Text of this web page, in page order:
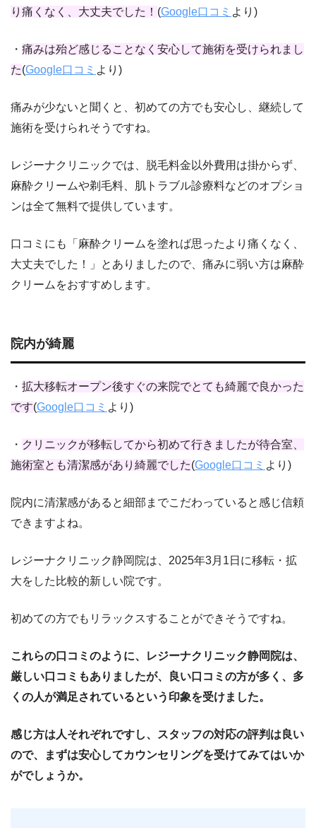
り痛くなく、大丈夫でした！ (Google口コミ より)
・ 痛みは殆ど感じることなく安心して施術を受けられまし
た(Google口コミ より)
痛みが少ないと聞くと、初めての方でも安心し、継続して
施術を受けられそうですね。
レジーナクリニックでは、脱毛料金以外費用は掛からず、
麻酔クリームや剃毛料、肌トラブル診療料などのオプショ
ンは全て無料で提供しています。
口コミにも「麻酔クリームを塗れば思ったより痛くなく、
大丈夫でした！」とありましたので、痛みに弱い方は麻酔
クリームをおすすめします。
院内が綺麗
・ 拡大移転オープン後すぐの来院でとても綺麗で良かった
です(Google口コミ より)
・ クリニックが移転してから初めて行きましたが待合室、
施術室とも清潔感があり綺麗でした(Google口コミ より)
院内に清潔感があると細部までこだわっていると感じ信頼
できますよね。
レジーナクリニック静岡院は、2025年3月1日に移転・拡
大をした比較的新しい院です。
初めての方でもリラックスすることができそうですね。
これらの口コミのように、レジーナクリニック静岡院は、
厳しい口コミもありましたが、良い口コミの方が多く、多
くの人が満足されているという印象を受けました。
感じ方は人それぞれですし、スタッフの対応の評判は良い
ので、まずは安心してカウンセリングを受けてみてはいか
がでしょうか。